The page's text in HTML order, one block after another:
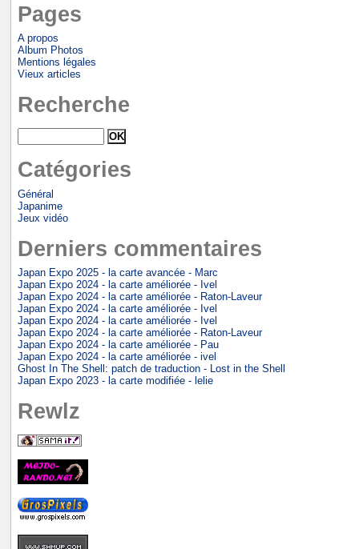
Pages
A propos
Album Photos
Mentions légales
Vieux articles
Recherche
Catégories
Général
Japanime
Jeux vidéo
Derniers commentaires
Japan Expo 2025 - la carte avancée - Marc
Japan Expo 2024 - la carte améliorée - Ivel
Japan Expo 2024 - la carte améliorée - Raton-Laveur
Japan Expo 2024 - la carte améliorée - Ivel
Japan Expo 2024 - la carte améliorée - Ivel
Japan Expo 2024 - la carte améliorée - Raton-Laveur
Japan Expo 2024 - la carte améliorée - Pau
Japan Expo 2024 - la carte améliorée - ivel
Ghost In The Shell: patch de traduction - Lost in the Shell
Japan Expo 2023 - la carte modifiée - lelie
Rewlz